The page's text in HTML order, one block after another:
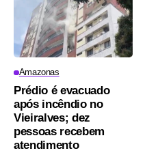
Amazonas
Prédio é evacuado
após incêndio no
Vieiralves; dez
pessoas recebem
atendimento